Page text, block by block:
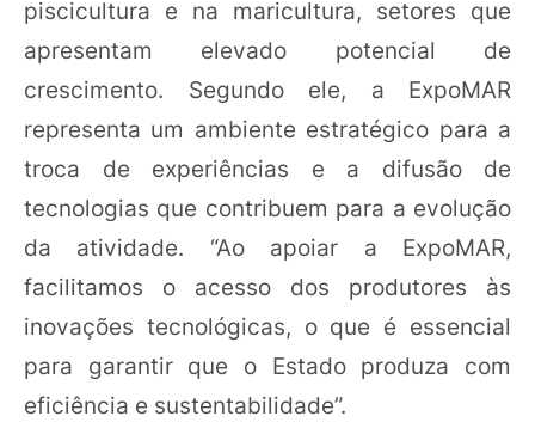
piscicultura e na maricultura, setores que
apresentam elevado potencial de
crescimento. Segundo ele, a ExpoMAR
representa um ambiente estratégico para a
troca de experiências e a difusão de
tecnologias que contribuem para a evolução
da atividade. “Ao apoiar a ExpoMAR,
facilitamos o acesso dos produtores às
inovações tecnológicas, o que é essencial
para garantir que o Estado produza com
eficiência e sustentabilidade”.